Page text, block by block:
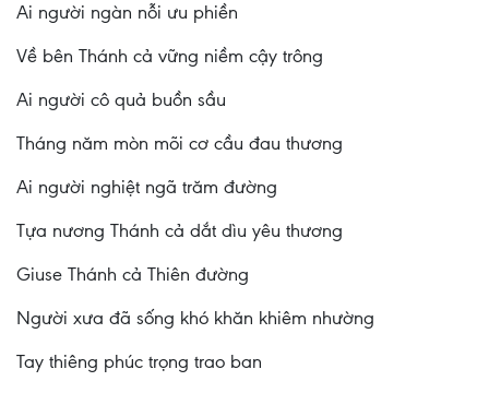
Ai người ngàn nỗi ưu phiền
Về bên Thánh cả vững niềm cậy trông
Ai người cô quả buồn sầu
Tháng năm mòn mõi cơ cầu đau thương
Ai người nghiệt ngã trăm đường
Tựa nương Thánh cả dắt dìu yêu thương
Giuse Thánh cả Thiên đường
Người xưa đã sống khó khăn khiêm nhường
Tay thiêng phúc trọng trao ban